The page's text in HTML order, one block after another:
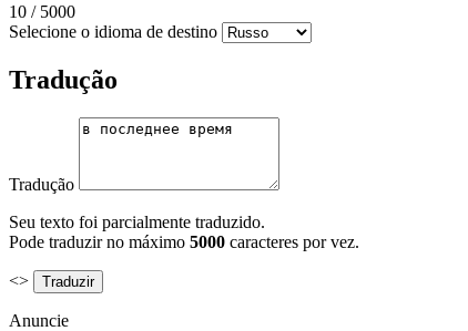
10 / 5000
Selecione o idioma de destino
Tradução
Tradução
Seu texto foi parcialmente traduzido.
Pode traduzir no máximo 5000 caracteres por vez.
<>
Anuncie